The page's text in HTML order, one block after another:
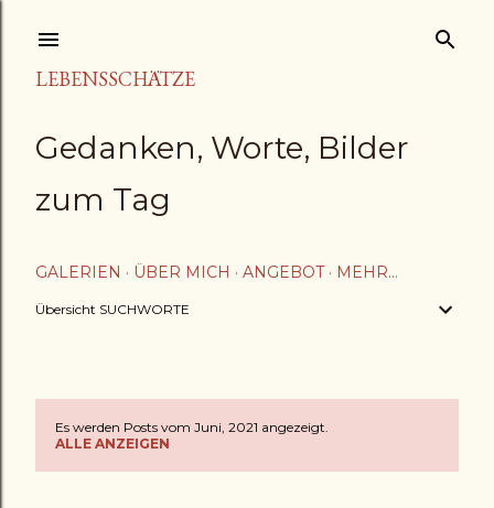
LEBENSSCHÄTZE
Gedanken, Worte, Bilder
zum Tag
GALERIEN ÜBER MICH ANGEBOT MEHR…
Übersicht SUCHWORTE
Es werden Posts vom Juni, 2021 angezeigt.
ALLE ANZEIGEN